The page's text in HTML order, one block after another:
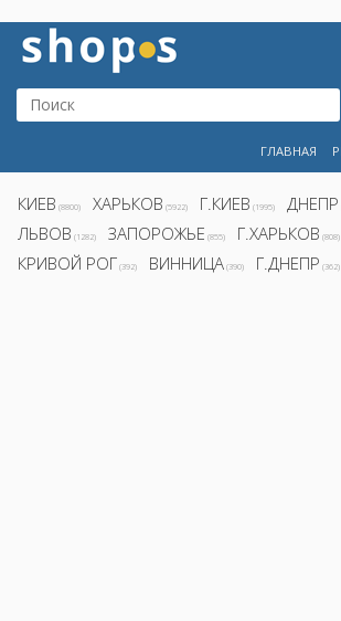
ГЛАВНАЯ
КИЕВ (8800) ХАРЬКОВ (5922) Г.КИЕВ (1995) ДНЕПР
ЛЬВОВ (1282) ЗАПОРОЖЬЕ (855) Г.ХАРЬКОВ (808)
КРИВОЙ РОГ (392) ВИННИЦА (390) Г.ДНЕПР (362)